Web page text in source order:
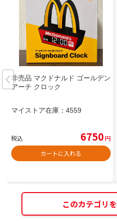
非売品 マクドナルド ゴールデン
アーチ クロック
マイストア在庫： 4559
税込 6750円
カートに入れる
このカテゴリ